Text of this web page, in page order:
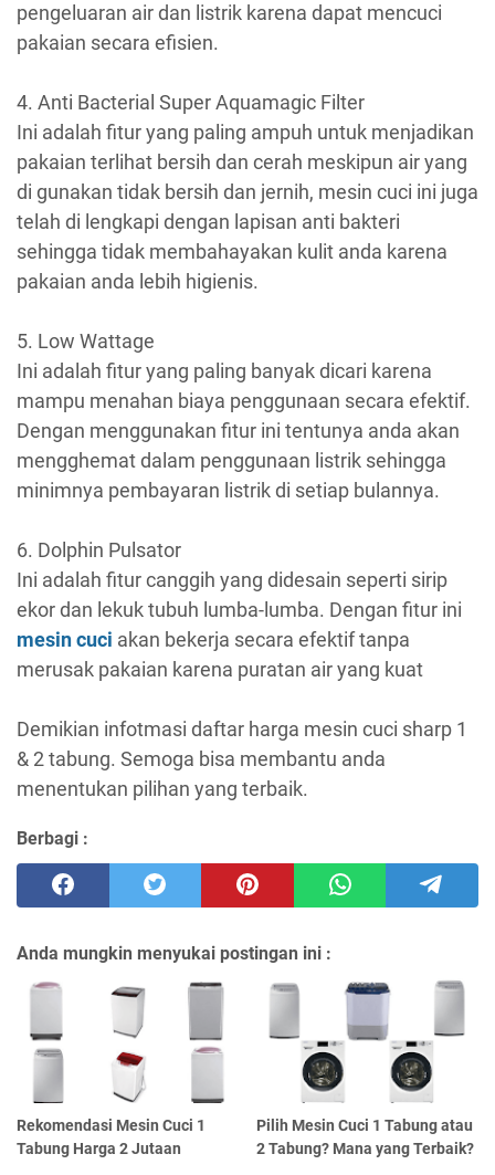
pengeluaran air dan listrik karena dapat mencuci
pakaian secara efisien.
4. Anti Bacterial Super Aquamagic Filter
Ini adalah fitur yang paling ampuh untuk menjadikan
pakaian terlihat bersih dan cerah meskipun air yang
di gunakan tidak bersih dan jernih, mesin cuci ini juga
telah di lengkapi dengan lapisan anti bakteri
sehingga tidak membahayakan kulit anda karena
pakaian anda lebih higienis.
5. Low Wattage
Ini adalah fitur yang paling banyak dicari karena
mampu menahan biaya penggunaan secara efektif.
Dengan menggunakan fitur ini tentunya anda akan
mengghemat dalam penggunaan listrik sehingga
minimnya pembayaran listrik di setiap bulannya.
6. Dolphin Pulsator
Ini adalah fitur canggih yang didesain seperti sirip
ekor dan lekuk tubuh lumba-lumba. Dengan fitur ini
mesin cuci akan bekerja secara efektif tanpa
merusak pakaian karena puratan air yang kuat
Demikian infotmasi daftar harga mesin cuci sharp 1
& 2 tabung. Semoga bisa membantu anda
menentukan pilihan yang terbaik.
Berbagi :
Anda mungkin menyukai postingan ini :
Rekomendasi Mesin Cuci 1
Tabung Harga 2 Jutaan
Pilih Mesin Cuci 1 Tabung atau
2 Tabung? Mana yang Terbaik?